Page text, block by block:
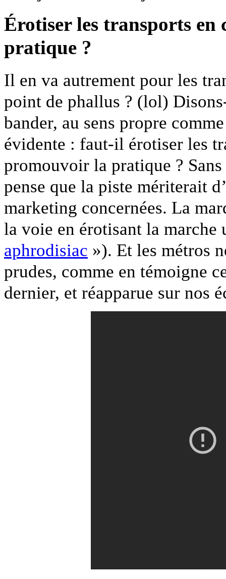
Érotiser les transports
pratique ?
Il en va autrement pour les
point de phallus ? (lol)
bander, au sens propre
évidente : faut-il érotiser les
promouvoir la pratique ?
pense que la piste mériterait
marketing concernées. La
la voie en érotisant la
aphrodisiac »). Et les métros
prudes, comme en témoigne
dernier, et réapparue sur nos